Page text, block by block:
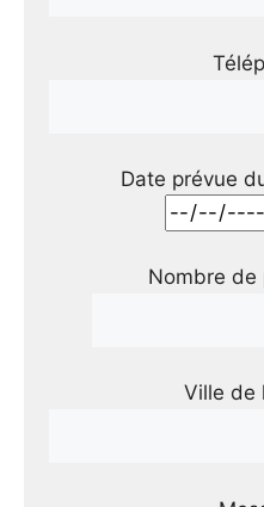
Date prévue
Nombre
Ville de